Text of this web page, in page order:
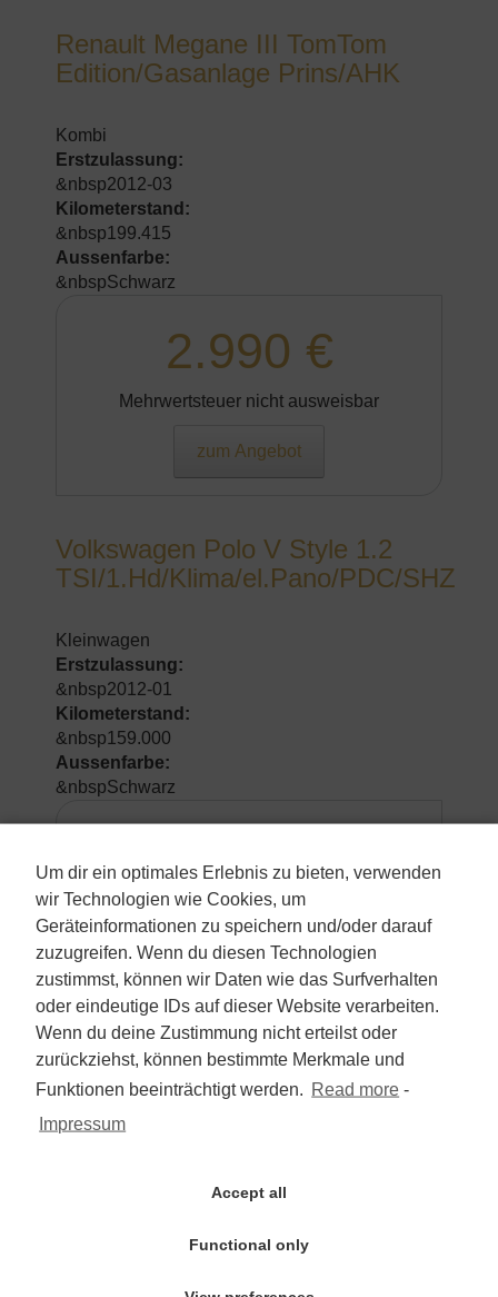
Um dir ein optimales Erlebnis zu bieten, verwenden
wir Technologien wie Cookies, um
Geräteinformationen zu speichern und/oder darauf
zuzugreifen. Wenn du diesen Technologien
zustimmst, können wir Daten wie das Surfverhalten
oder eindeutige IDs auf dieser Website verarbeiten.
Wenn du deine Zustimmung nicht erteilst oder
zurückziehst, können bestimmte Merkmale und
Funktionen beeinträchtigt werden. Read more -
Impressum
Accept all
Functional only
Renault Megane III TomTom
Edition/Gasanlage Prins/AHK
Kombi
Erstzulassung:
&nbsp2012-03
Kilometerstand:
&nbsp199.415
Aussenfarbe:
&nbspSchwarz
2.990 €
Mehrwertsteuer nicht ausweisbar
zum Angebot
Volkswagen Polo V Style 1.2
TSI/1.Hd/Klima/el.Pano/PDC/SHZ
Kleinwagen
Erstzulassung:
&nbsp2012-01
Kilometerstand:
&nbsp159.000
Aussenfarbe:
&nbspSchwarz
5.990 €
Mehrwertsteuer nicht ausweisbar
zum Angebot
Hyundai KONA 1.6 T-GDI
2WD/2.Hd/Navi/Automatik/Kam/PDC